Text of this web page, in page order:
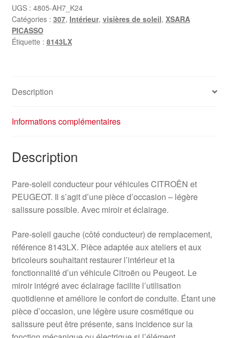
gauche
Citroën
Peugeot
8143LX
UGS : 4805-AH7_K24
Catégories : 307, Intérieur, visières de soleil, XSARA
PICASSO
Étiquette : 8143LX
Description
Informations complémentaires
Description
Pare-soleil conducteur pour véhicules CITROËN et
PEUGEOT. Il s’agit d’une pièce d’occasion – légère
salissure possible. Avec miroir et éclairage.
Pare-soleil gauche (côté conducteur) de remplacement,
référence 8143LX. Pièce adaptée aux ateliers et aux
bricoleurs souhaitant restaurer l’intérieur et la
fonctionnalité d’un véhicule Citroën ou Peugeot. Le
miroir intégré avec éclairage facilite l’utilisation
quotidienne et améliore le confort de conduite. Étant une
pièce d’occasion, une légère usure cosmétique ou
salissure peut être présente, sans incidence sur la